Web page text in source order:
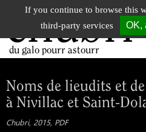
chubri
du galo pourr astourr
Noms de lieudits et
à Nivillac et Saint-
Chubri, 2015, PDF
If you continue to browse this
third-party services
OK,